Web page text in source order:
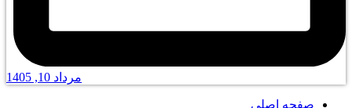
مرداد 10, 1405
صفحه اصلی